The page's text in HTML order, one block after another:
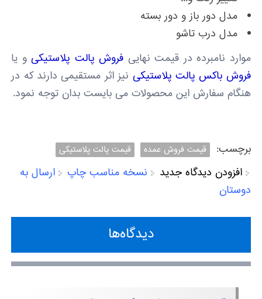
مدل دور باز و دور بسته
مدل درب تاشو
موارد نامبرده در قیمت نهایی فروش پالت پلاستیکیو یا
فروش باکس پالت پلاستیکی نیز اثر مستقیمی دارند که در
هنگام سفارش این محصولات می بایست بدان توجه نمود.
برچسب: قیمت فروش عمده قیمت پالت پلاستیکی
افزودن دیدگاه جدید نسخه مناسب چاپ
ارسال به
دوستان
دیدگاه‌ها